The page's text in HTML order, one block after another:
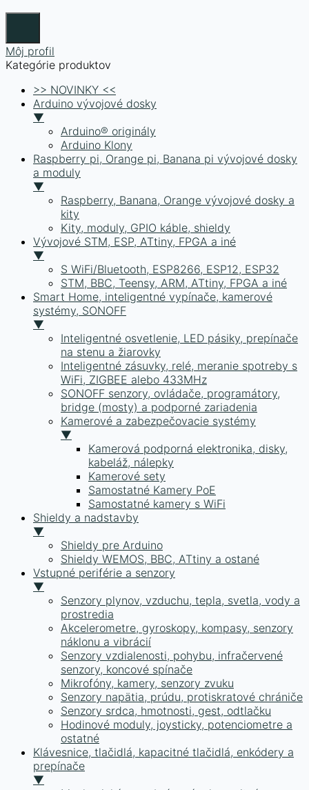
Môj profil
Kategórie produktov
>> NOVINKY <<
Arduino vývojové dosky
▼
Arduino® originály
Arduino Klony
Raspberry pi, Orange pi, Banana pi vývojové dosky
a moduly
▼
Raspberry, Banana, Orange vývojové dosky a
kity
Kity, moduly, GPIO káble, shieldy
Vývojové STM, ESP, ATtiny, FPGA a iné
▼
S WiFi/Bluetooth, ESP8266, ESP12, ESP32
STM, BBC, Teensy, ARM, ATtiny, FPGA a iné
Smart Home, inteligentné vypínače, kamerové
systémy, SONOFF
▼
Inteligentné osvetlenie, LED pásiky, prepínače
na stenu a žiarovky
Inteligentné zásuvky, relé, meranie spotreby s
WiFi, ZIGBEE alebo 433MHz
SONOFF senzory, ovládače, programátory,
bridge (mosty) a podporné zariadenia
Kamerové a zabezpečovacie systémy
▼
Kamerová podporná elektronika, disky,
kabeláž, nálepky
Kamerové sety
Samostatné Kamery PoE
Samostatné kamery s WiFi
Shieldy a nadstavby
▼
Shieldy pre Arduino
Shieldy WEMOS, BBC, ATtiny a ostané
Vstupné periférie a senzory
▼
Senzory plynov, vzduchu, tepla, svetla, vody a
prostredia
Akcelerometre, gyroskopy, kompasy, senzory
náklonu a vibrácií
Senzory vzdialenosti, pohybu, infračervené
senzory, koncové spínače
Mikrofóny, kamery, senzory zvuku
Senzory napätia, prúdu, protiskratové chrániče
Senzory srdca, hmotnosti, gest, odtlačku
Hodinové moduly, joysticky, potenciometre a
ostatné
Klávesnice, tlačidlá, kapacitné tlačidlá, enkódery a
prepínače
▼